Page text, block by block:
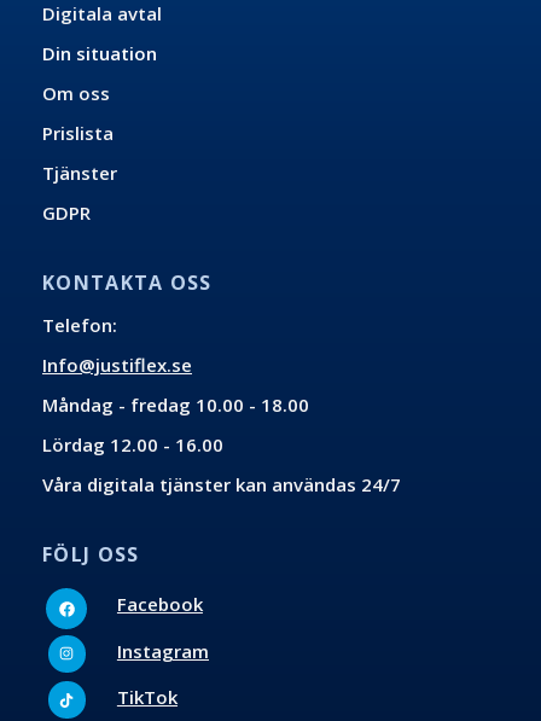
Digitala avtal
Din situation
Om oss
Prislista
Tjänster
GDPR
KONTAKTA OSS
Telefon:
Info@justiflex.se
Måndag - fredag 10.00 - 18.00
Lördag 12.00 - 16.00
Våra digitala tjänster kan användas 24/7
FÖLJ OSS
FacebookFacebook
InstagramInstagram
Tiktok TikTok